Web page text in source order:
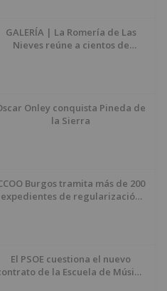
GALERÍA | La Romería de Las
Nieves reúne a cientos de
Onley conquista Pineda de
la Sierra
Burgos tramita más de 200
expedientes de regularización
El PSOE cuestiona el nuevo
de la Escuela de Música